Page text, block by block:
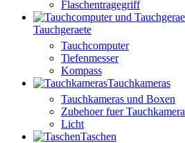
Flaschentragegriff
Tauchgeraete
Tauchcomputer
Tiefenmesser
Kompass
Tauchkameras
Tauchkameras und Boxen
Zubehoer fuer Tauchkamera
Licht
Taschen